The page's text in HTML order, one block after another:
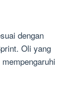
dengan
Oli yang